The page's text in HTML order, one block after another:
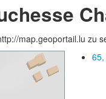
map.geoportail.lu zu